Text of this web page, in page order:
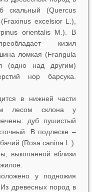
скальный (Quercus
Fraxinus excelsior L.),
orientalis M.). В
кизил
ломкая (Frangula
(одно над другим)
нор барсука.
в нижней части
лесом склона у
дуб пушистый
В подлеске –
(Rosa canina L.).
выкопанной вблизи
у подножия
Из древесных пород в